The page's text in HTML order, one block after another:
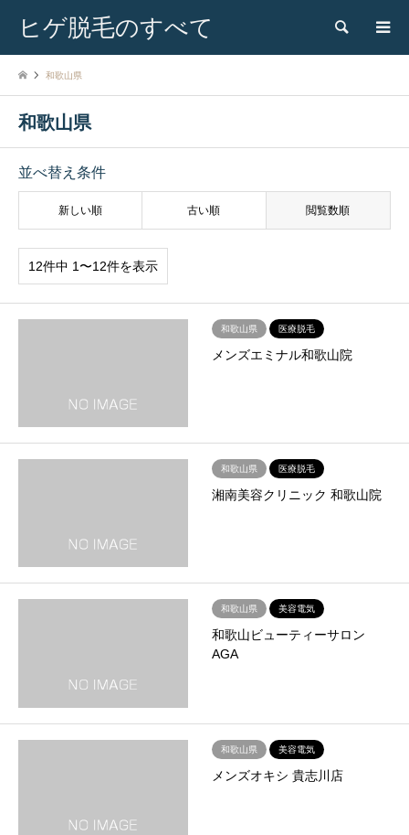
ヒゲ脱毛のすべて 検索
和歌山県
和歌山県
並べ替え条件
新しい順 古い順 閲覧数順
12件中 1〜12件を表示
和歌山県 医療脱毛
メンズエミナル和歌山院
和歌山県 医療脱毛
湘南美容クリニック 和歌山院
和歌山県 美容電気
和歌山ビューティーサロン
AGA
和歌山県 美容電気
メンズオキシ 貴志川店